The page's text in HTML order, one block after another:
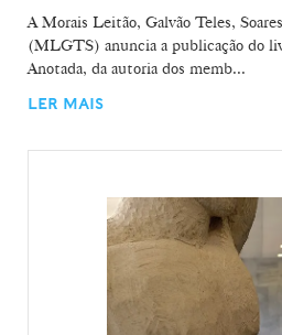
A Morais Leitão, Galvão Teles,
(MLGTS) anuncia a publicação do
Anotada, da autoria dos memb...
LER MAIS